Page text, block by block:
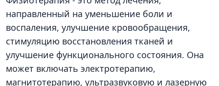
направленный на уменьшение боли и
воспаления, улучшение кровообращения,
стимуляцию восстановления тканей и
улучшение функционального состояния. Она
может включать электротерапию,
магнитотерапию, ультразвуковую и лазерную